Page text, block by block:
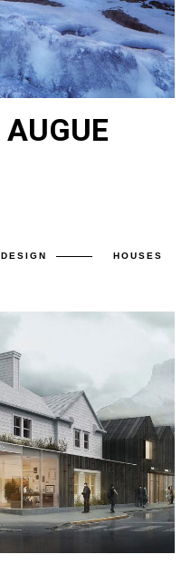
AUGUE
DESIGN HOUSES